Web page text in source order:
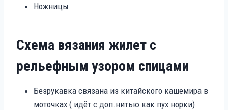
Ножницы
Схема вязания жилет с
рельефным узором спицами
Безрукавка связана из китайского кашемира в
моточках ( идёт с доп.нитью как пух норки).